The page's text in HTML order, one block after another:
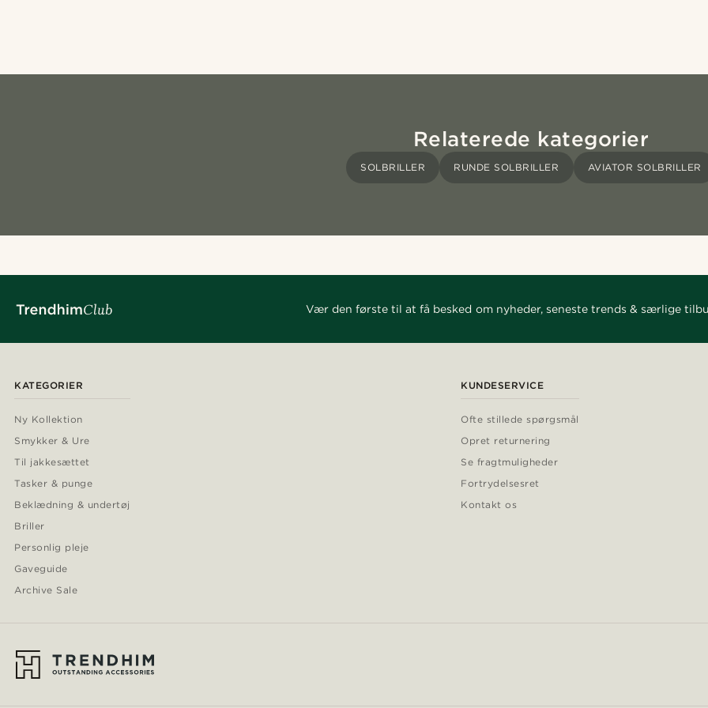
Relaterede kategorier
SOLBRILLER RUNDE SOLBRILLER AVIATOR SOLBRILLER
Vær den første til at få besked om nyheder, seneste trends & særlige
KATEGORIER
Ny Kollektion
Smykker & Ure
Til jakkesættet
Tasker & punge
Beklædning & undertøj
Briller
Personlig pleje
Gaveguide
Archive Sale
KUNDESERVICE
Ofte stillede spørgsmål
Opret returnering
Se fragtmuligheder
Fortrydelsesret
Kontakt os